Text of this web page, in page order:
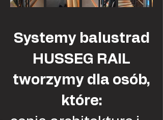
Systemy balustrad
HUSSEG RAIL
tworzymy dla osób,
które: